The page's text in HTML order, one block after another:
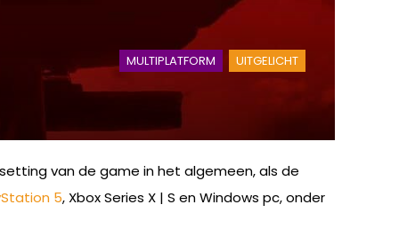
MULTIPLATFORM UITGELICHT
van de game in het algemeen, als de
5, Xbox Series X | S en Windows pc, onder